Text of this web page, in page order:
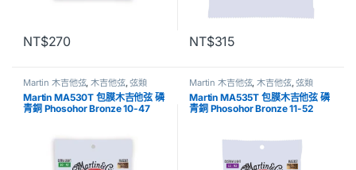
NT$270 NT$315
Martin 木吉他弦,木吉他弦,弦類
Martin MA530T 包膜木吉他弦 磷
青銅 Phosohor Bronze 10-47
Martin 木吉他弦,木吉他弦,弦類
Martin MA535T 包膜木吉他弦 磷
青銅 Phosohor Bronze 11-52